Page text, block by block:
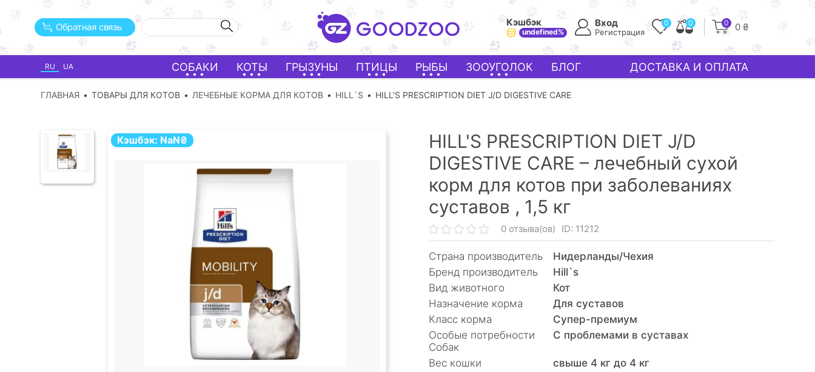
Обратная связь Кэшбэк
undefined%
Вход
Регистрация
0 0 0 0 ₴
RU UA СОБАКИ КОТЫ ГРЫЗУНЫ ПТИЦЫ РЫБЫ ЗООУГОЛОК БЛОГ ДОСТАВКА И ОПЛАТА
ГЛАВНАЯ ТОВАРЫ ДЛЯ КОТОВ ЛЕЧЕБНЫЕ КОРМА ДЛЯ КОТОВ HILL`S HILL'S PRESCRIPTION DIET J/D DIGESTIVE CARE
Кэшбэк: NaN₴
HILL'S PRESCRIPTION DIET J/D
DIGESTIVE CARE – лечебный сухой
корм для котов при заболеваниях
суставов , 1,5 кг
0 отзыва(ов) ID: 11212
Страна производитель
Нидерланды/Чехия
Бренд производитель
Hill`s
Вид животного
Кот
Назначение корма
Для суставов
Класс корма
Супер-премиум
Особые потребности
Собак
С проблемами в суставах
Вес кошки
свыше 4 кг до 4 кг